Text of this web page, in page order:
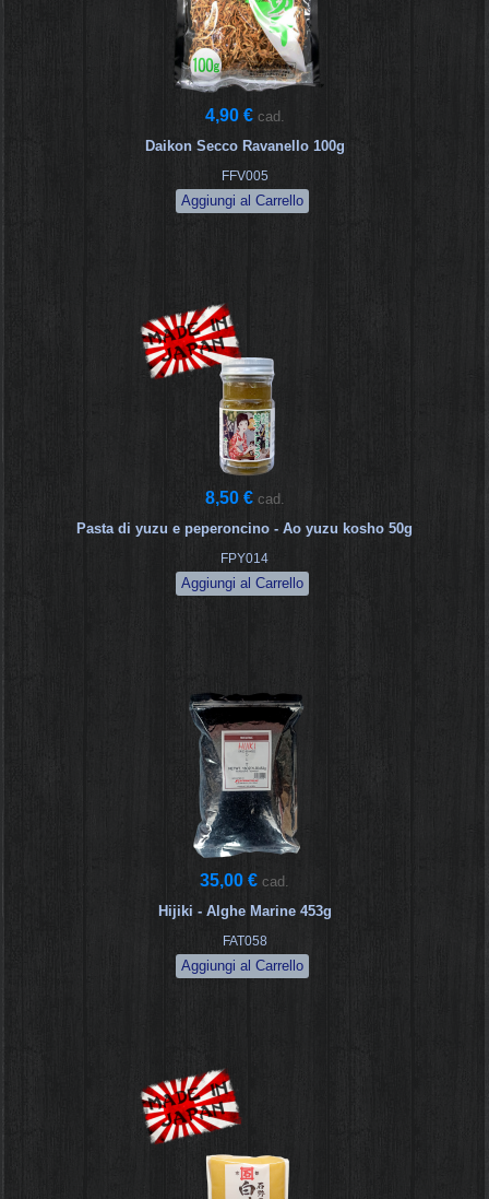
4,90 € cad.
Daikon Secco Ravanello 100g
FFV005
8,50 € cad.
Pasta di yuzu e peperoncino - Ao yuzu kosho 50g
FPY014
35,00 € cad.
Hijiki - Alghe Marine 453g
FAT058